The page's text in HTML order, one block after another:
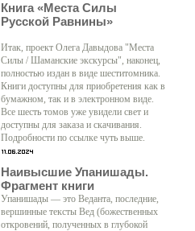
Книга «Места Силы
Русской Равнины»
Итак, проект Олега Давыдова "Места
Силы / Шаманские экскурсы", наконец,
полностью издан в виде шеститомника.
Книги доступны для приобретения как в
бумажном, так и в электронном виде.
Все шесть томов уже увидели свет и
доступны для заказа и скачивания.
Подробности по ссылке чуть выше.
Наивысшие Упанишады.
Фрагмент книги
Упанишады — это Веданта, последние,
вершинные тексты Вед (божественных
откровений, полученных в глубокой